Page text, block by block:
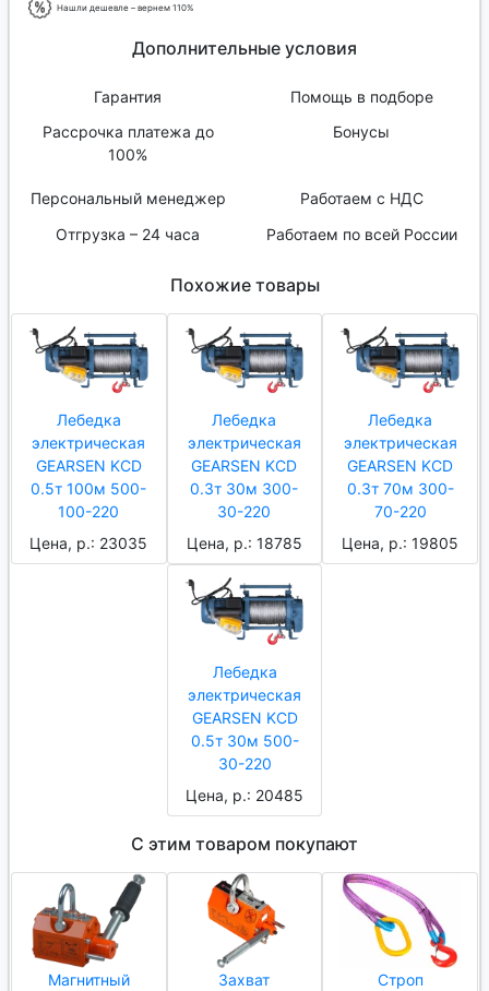
Нашли дешевле – вернем 110%
Дополнительные условия
Гарантия
Помощь в подборе
Рассрочка платежа до
100%
Бонусы
Персональный менеджер
Работаем с НДС
Отгрузка – 24 часа
Работаем по всей России
Похожие товары
Лебедка
электрическая
GEARSEN KCD
0.5т 100м 500-
100-220
Цена, р.: 23035
Лебедка
электрическая
GEARSEN KCD
0.3т 30м 300-
30-220
Цена, р.: 18785
Лебедка
электрическая
GEARSEN KCD
0.3т 70м 300-
70-220
Цена, р.: 19805
Лебедка
электрическая
GEARSEN KCD
0.5т 30м 500-
30-220
Цена, р.: 20485
С этим товаром покупают
Магнитный
Захват
Строп